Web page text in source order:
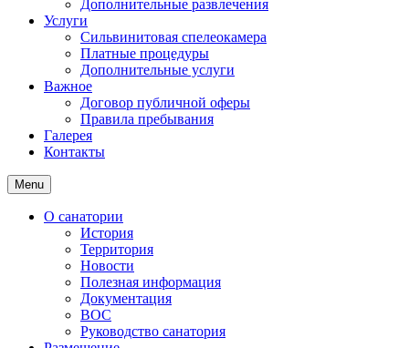
Дополнительные развлечения
Услуги
Сильвинитовая спелеокамера
Платные процедуры
Дополнительные услуги
Важное
Договор публичной оферы
Правила пребывания
Галерея
Контакты
Menu
О санатории
История
Территория
Новости
Полезная информация
Документация
ВОС
Руководство санатория